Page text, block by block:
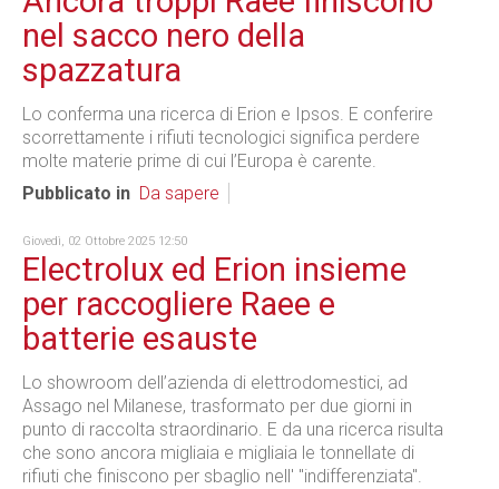
nel sacco nero della
spazzatura
Lo conferma una ricerca di Erion e Ipsos. E conferire
scorrettamente i rifiuti tecnologici significa perdere
molte materie prime di cui l’Europa è carente.
Pubblicato in Da sapere
Giovedì, 02 Ottobre 2025 12:50
Electrolux ed Erion insieme
per raccogliere Raee e
batterie esauste
Lo showroom dell’azienda di elettrodomestici, ad
Assago nel Milanese, trasformato per due giorni in
punto di raccolta straordinario. E da una ricerca risulta
che sono ancora migliaia e migliaia le tonnellate di
rifiuti che finiscono per sbaglio nell' "indifferenziata".